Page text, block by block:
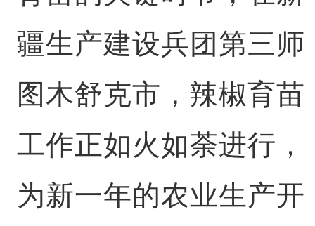
疆生产建设兵团第三师
图木舒克市，辣椒育苗
工作正如火如荼进行，
为新一年的农业生产开